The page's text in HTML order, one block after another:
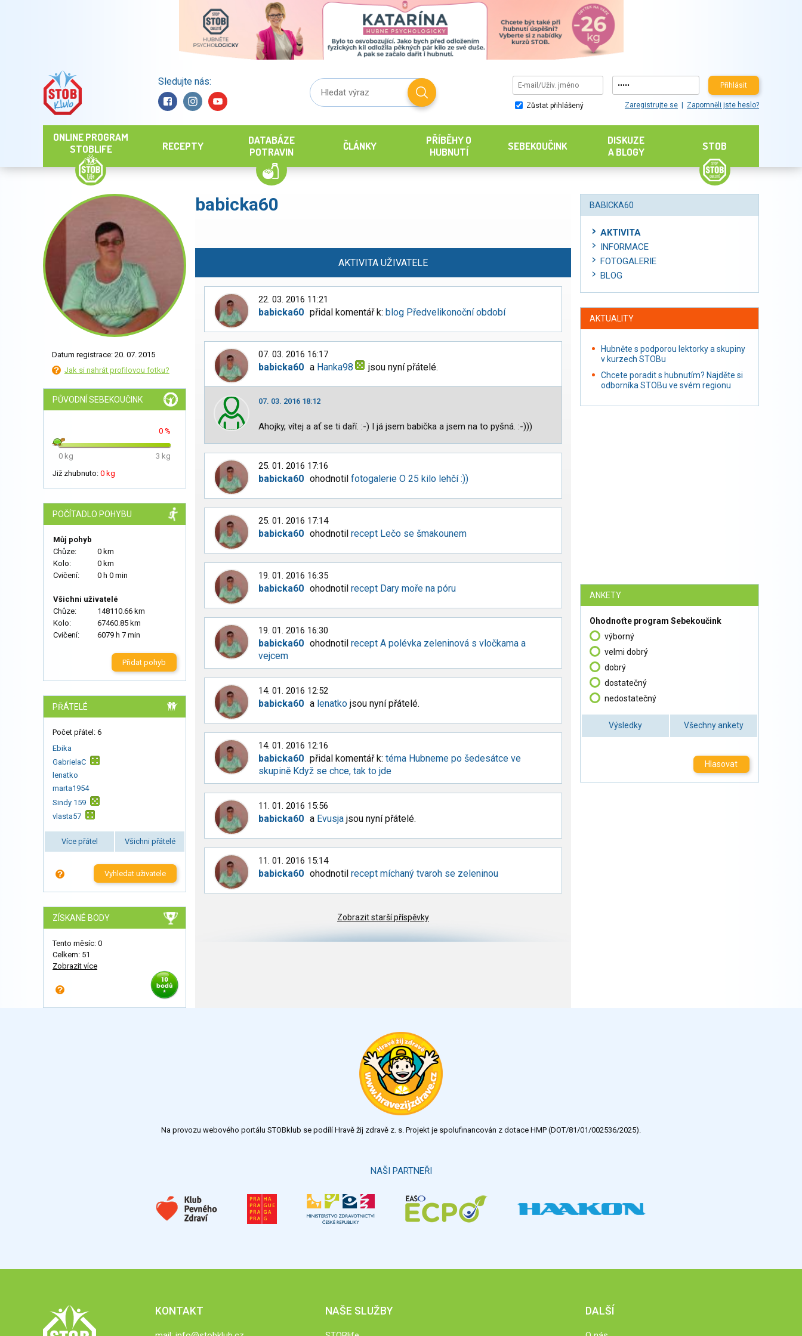
Sledujte nás: Přihlásit
Zůstat přihlášený Zaregistrujte se Zapomněli jste heslo?
ONLINE PROGRAM
STOBLIFE
RECEPTY
DATABÁZE
POTRAVIN
ČLÁNKY
PŘÍBĚHY O
HUBNUTÍ
SEBEKOUČINK
DISKUZE
A BLOGY
STOB
Datum registrace: 20. 07. 2015
Jak si nahrát profilovou fotku?
PŮVODNÍ SEBEKOUČINK
0 %
0 kg
3 kg
Již zhubnuto: 0 kg
POČÍTADLO POHYBU
Můj pohyb
Chůze:
0 km
Kolo:
0 km
Cvičení:
0 h 0 min
Všichni uživatelé
Chůze:
148110.66 km
Kolo:
67460.85 km
Cvičení:
6079 h 7 min
Přidat pohyb
PŘÁTELÉ
Počet přátel: 6
Ebika
GabrielaC
lenatko
marta1954
Sindy 159
vlasta57
Více přátel Všichni přátelé
Vyhledat uživatele
ZÍSKANÉ BODY
Tento měsíc: 0
Celkem: 51
Zobrazit více
babicka60
AKTIVITA UŽIVATELE
22. 03. 2016 11:21
babicka60 přidal komentář k:blog Předvelikonoční období
07. 03. 2016 16:17
babicka60 a Hanka98 jsou nyní přátelé.
07. 03. 2016 18:12
Ahojky, vítej a ať se ti daří. :-) I já jsem babička a jsem na to pyšná. :-)))
25. 01. 2016 17:16
babicka60 ohodnotilfotogalerie O 25 kilo lehčí :))
25. 01. 2016 17:14
babicka60 ohodnotilrecept Lečo se šmakounem
19. 01. 2016 16:35
babicka60 ohodnotilrecept Dary moře na póru
19. 01. 2016 16:30
babicka60 ohodnotilrecept A polévka zeleninová s vločkama a
vejcem
14. 01. 2016 12:52
babicka60 a lenatko jsou nyní přátelé.
14. 01. 2016 12:16
babicka60 přidal komentář k:téma Hubneme po šedesátce ve
skupině Když se chce, tak to jde
11. 01. 2016 15:56
babicka60 a Evusja jsou nyní přátelé.
11. 01. 2016 15:14
babicka60 ohodnotilrecept míchaný tvaroh se zeleninou
Zobrazit starší příspěvky
BABICKA60
AKTIVITA
INFORMACE
FOTOGALERIE
BLOG
AKTUALITY
Hubněte s podporou lektorky a skupiny
v kurzech STOBu
Chcete poradit s hubnutím? Najděte si
odborníka STOBu ve svém regionu
ANKETY
Ohodnoťte program Sebekoučink
výborný
velmi dobrý
dobrý
dostatečný
nedostatečný
Výsledky Všechny ankety
Hlasovat
Na provozu webového portálu STOBklub se podílí Hravě žij zdravě z. s. Projekt je spolufinancován z dotace HMP (DOT/81/01/002536/2025).
NAŠI PARTNEŘI
KONTAKT NAŠE SLUŽBY DALŠÍ